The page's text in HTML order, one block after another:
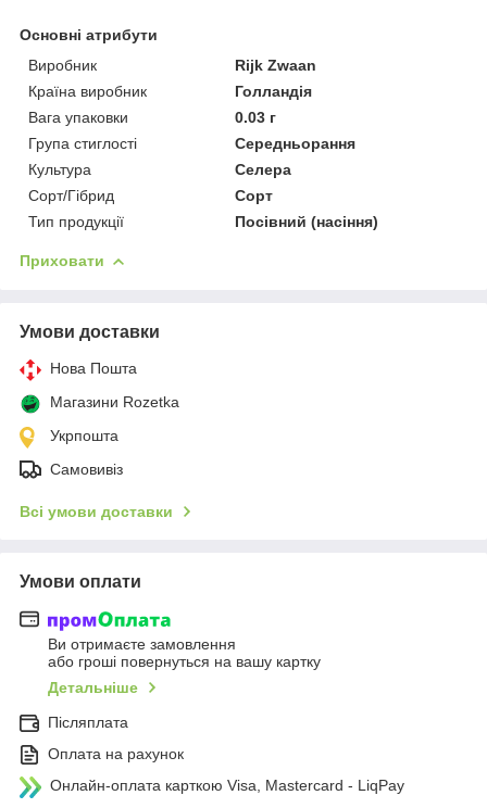
Основні атрибути
Виробник
Rijk Zwaan
Країна виробник
Голландія
Вага упаковки
0.03 г
Група стиглості
Середньорання
Культура
Селера
Сорт/Гібрид
Сорт
Тип продукції
Посівний (насіння)
Приховати
Умови доставки
Нова Пошта
Магазини Rozetka
Укрпошта
Самовивіз
Всі умови доставки
Умови оплати
Ви отримаєте замовлення
або гроші повернуться на вашу картку
Детальніше
Післяплата
Оплата на рахунок
Онлайн-оплата карткою Visa, Mastercard - LiqPay